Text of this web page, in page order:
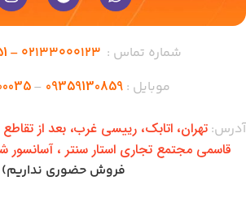
شماره تماس : 02133000123 –
موبایل : 09359130859
–
آدرس: تهران،‌ اتابک، رییسی غرب، بعد از
قاسمی مجتمع تجاری استار سنتر ، آسانسور
فروش حضوری نداریم)